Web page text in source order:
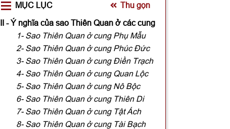
MỤC LỤC
Thu gọn
II - Ý nghĩa của sao Thiên Quan ở các cung
1- Sao Thiên Quan ở cung Phụ Mẫu
2- Sao Thiên Quan ở cung Phúc Đức
3- Sao Thiên Quan ở cung Điền Trạch
4- Sao Thiên Quan ở cung Quan Lộc
5- Sao Thiên Quan ở cung Nô Bộc
6- Sao Thiên Quan ở cung Thiên Di
7- Sao Thiên Quan ở cung Tật Ách
8- Sao Thiên Quan ở cung Tài Bạch